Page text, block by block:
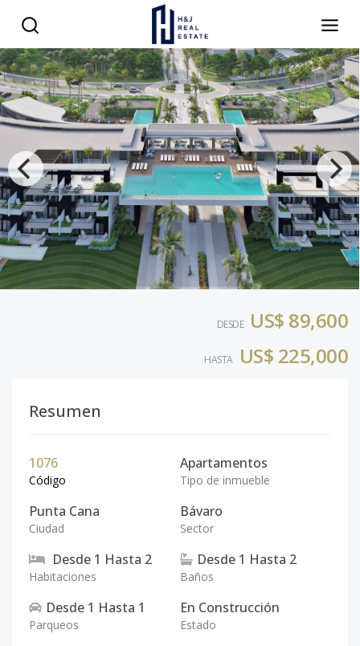
DESDE US$ 89,600
HASTA US$ 225,000
Resumen
1076
Código
Apartamentos
Tipo de inmueble
Punta Cana
Ciudad
Bávaro
Sector
Desde 1 Hasta 2
Habitaciones
Desde 1 Hasta 2
Baños
Desde 1 Hasta 1
Parqueos
En Construcción
Estado